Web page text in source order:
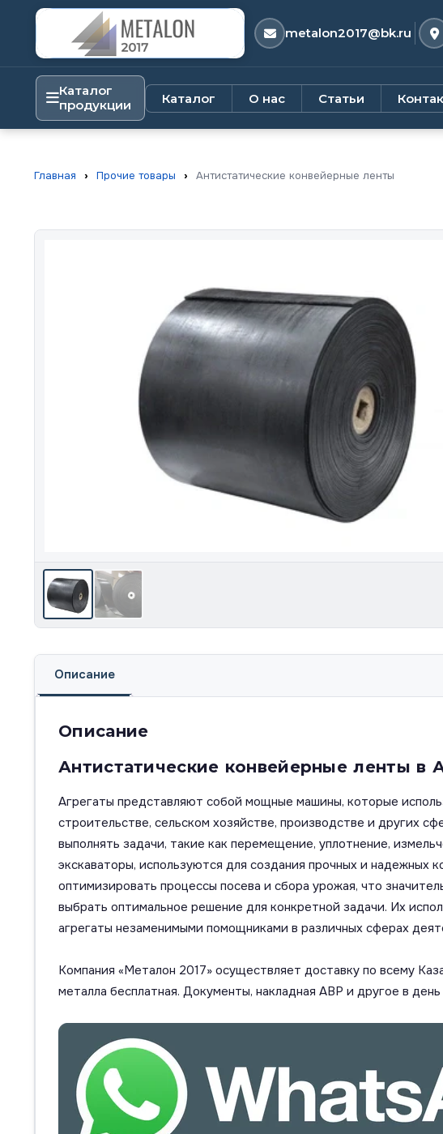
metalon2017@bk.ru
Каталог
продукции
Каталог О нас Статьи
Главная › Прочие товары › Антистатические конвейерные ленты
Описание
Описание
Антистатические конвейерные ленты в
Агрегаты представляют собой мощные машины, которые
строительстве, сельском хозяйстве, производстве и других
выполнять задачи, такие как перемещение, уплотнение,
экскаваторы, используются для создания прочных и надежных
оптимизировать процессы посева и сбора урожая, что
выбрать оптимальное решение для конкретной задачи. Их
агрегаты незаменимыми помощниками в различных сферах
Компания «Металон 2017» осуществляет доставку по всему
металла бесплатная. Документы, накладная АВР и другое в